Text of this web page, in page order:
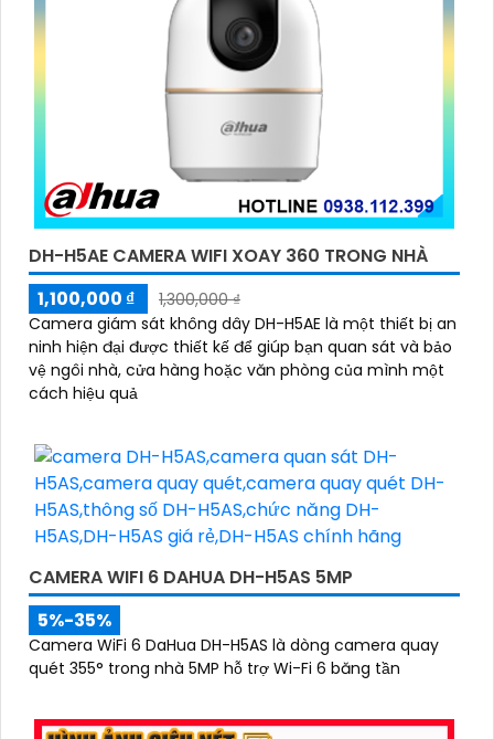
DH-H5AE CAMERA WIFI XOAY 360 TRONG NHÀ
1,100,000 ₫
1,300,000 ₫
Camera giám sát không dây DH-H5AE là một thiết bị an
ninh hiện đại được thiết kế để giúp bạn quan sát và bảo
vệ ngôi nhà, cửa hàng hoặc văn phòng của mình một
cách hiệu quả
CAMERA WIFI 6 DAHUA DH-H5AS 5MP
5%-35%
Camera WiFi 6 DaHua DH-H5AS là dòng camera quay
quét 355° trong nhà 5MP hỗ trợ Wi-Fi 6 băng tần